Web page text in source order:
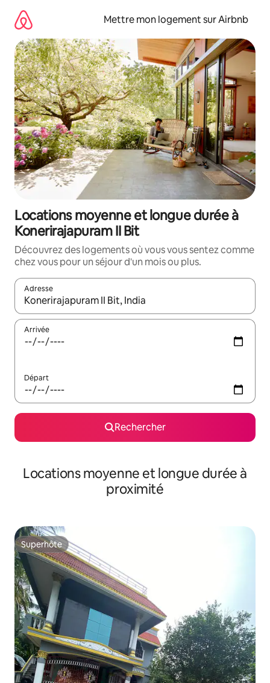
directement
contenu
Mettre mon logement sur Airbnb
Locations moyenne et longue durée à
Konerirajapuram II Bit
Découvrez des logements où vous vous sentez comme
chez vous pour un séjour d'un mois ou plus.
Adresse
Lorsque les résultats s'affichent, utilisez les flèches vers le
Arrivée
Départ
Rechercher
Locations moyenne et longue durée à
proximité
Superhôte
Superhôte